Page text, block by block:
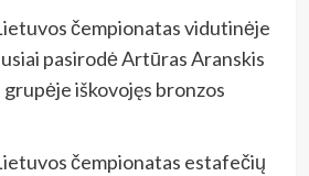
čempionatas vidutinėje
pasirodė Artūras Aranskis
iškovojęs bronzos
čempionatas estafečių